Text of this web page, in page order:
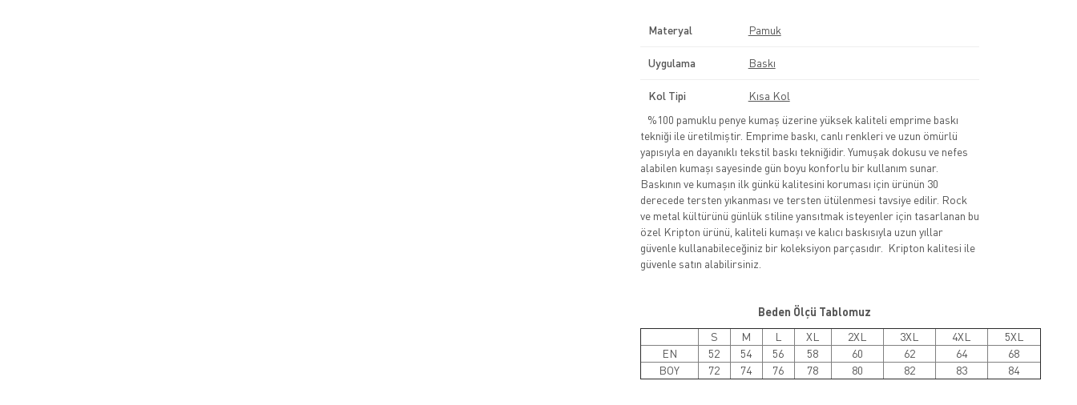
Materyal Pamuk
Uygulama Baskı
Kol Tipi
Kısa Kol
%100 pamuklu penye kumaş üzerine yüksek kaliteli emprime baskı
tekniği ile üretilmiştir. Emprime baskı, canlı renkleri ve uzun ömürlü
yapısıyla en dayanıklı tekstil baskı tekniğidir. Yumuşak dokusu ve nefes
alabilen kumaşı sayesinde gün boyu konforlu bir kullanım sunar.
Baskının ve kumaşın ilk günkü kalitesini koruması için ürünün 30
derecede tersten yıkanması ve tersten ütülenmesi tavsiye edilir. Rock
ve metal kültürünü günlük stiline yansıtmak isteyenler için tasarlanan bu
özel Kripton ürünü, kaliteli kumaşı ve kalıcı baskısıyla uzun yıllar
güvenle kullanabileceğiniz bir koleksiyon parçasıdır. Kripton kalitesi ile
güvenle satın alabilirsiniz.
Beden Ölçü Tablomuz
S
M L XL 2XL 3XL 4XL
5XL
EN
52 54 56 58 60 62 64
68
BOY
72 74 76 78 80 82 83 84